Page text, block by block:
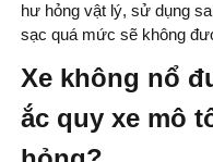
hư hỏng vật lý, sử dụng
sạc quá mức sẽ không
Xe không nổ
ắc quy xe mô